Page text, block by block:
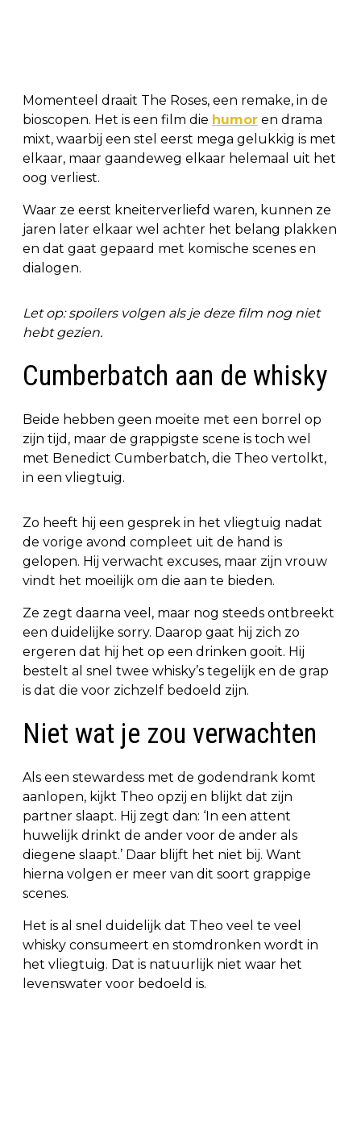
Momenteel draait The Roses, een remake, in de
bioscopen. Het is een film die humor en drama
mixt, waarbij een stel eerst mega gelukkig is met
elkaar, maar gaandeweg elkaar helemaal uit het
oog verliest.
Waar ze eerst kneiterverliefd waren, kunnen ze
jaren later elkaar wel achter het belang plakken
en dat gaat gepaard met komische scenes en
dialogen.
Let op: spoilers volgen als je deze film nog niet
hebt gezien.
Cumberbatch aan de whisky
Beide hebben geen moeite met een borrel op
zijn tijd, maar de grappigste scene is toch wel
met Benedict Cumberbatch, die Theo vertolkt,
in een vliegtuig.
Zo heeft hij een gesprek in het vliegtuig nadat
de vorige avond compleet uit de hand is
gelopen. Hij verwacht excuses, maar zijn vrouw
vindt het moeilijk om die aan te bieden.
Ze zegt daarna veel, maar nog steeds ontbreekt
een duidelijke sorry. Daarop gaat hij zich zo
ergeren dat hij het op een drinken gooit. Hij
bestelt al snel twee whisky’s tegelijk en de grap
is dat die voor zichzelf bedoeld zijn.
Niet wat je zou verwachten
Als een stewardess met de godendrank komt
aanlopen, kijkt Theo opzij en blijkt dat zijn
partner slaapt. Hij zegt dan: ‘In een attent
huwelijk drinkt de ander voor de ander als
diegene slaapt.’ Daar blijft het niet bij. Want
hierna volgen er meer van dit soort grappige
scenes.
Het is al snel duidelijk dat Theo veel te veel
whisky consumeert en stomdronken wordt in
het vliegtuig. Dat is natuurlijk niet waar het
levenswater voor bedoeld is.